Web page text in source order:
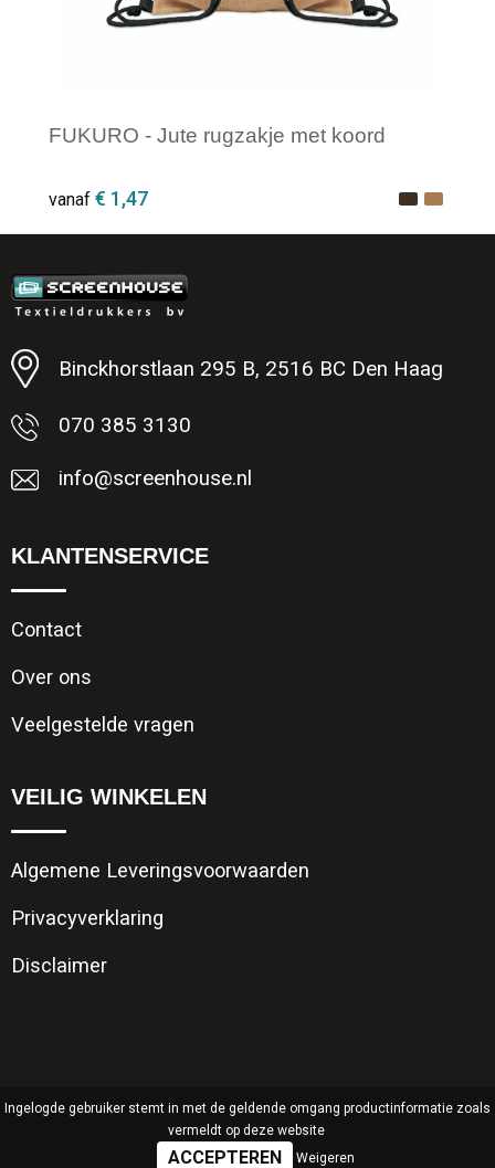
FUKURO - Jute rugzakje met koord
vanaf € 1,47
Minimale afname: 1
Binckhorstlaan 295 B, 2516 BC Den Haag
070 385 3130
info@screenhouse.nl
KLANTENSERVICE
Contact
Over ons
Veelgestelde vragen
VEILIG WINKELEN
Algemene Leveringsvoorwaarden
Privacyverklaring
Disclaimer
Ingelogde gebruiker stemt in met de geldende omgang productinformatie zoals
vermeldt op deze website
Weigeren